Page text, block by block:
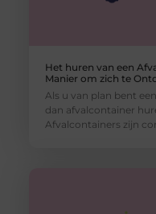
Het huren van een
Manier om zich te
Als u van plan bent
dan afvalcontainer
Afvalcontainers zijn